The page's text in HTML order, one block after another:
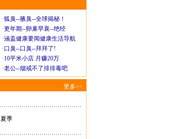
·狐臭--腋臭--全球揭秘！
·更年期--卵巢早衰--绝经
·涵盖健康要闻健康生活导航
·口臭--口臭--拜拜了!
·10平米小店 月赚20万
·老公--烟戒不了排排毒吧
更多>>
夏季